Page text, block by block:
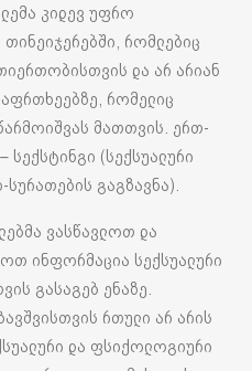
კიდევ უფრო
რომლებიც
და არ არიან
რომელიც
მათთვის. ერთ-
სექსტინგი (სექსუალური
გაგზავნა).
ვასწავლოთ და
ინფორმაცია სექსუალური
გასაგებ ენაზე.
რთული არ არის
და ფსიქოლოგიური